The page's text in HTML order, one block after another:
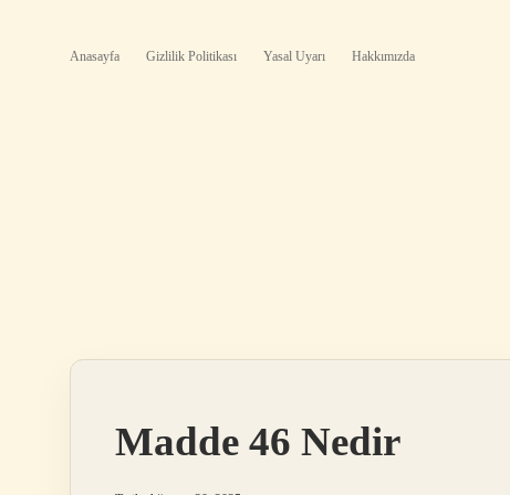
Anasayfa Gizlilik Politikası Yasal Uyarı Hakkımızda
Madde 46 Nedir